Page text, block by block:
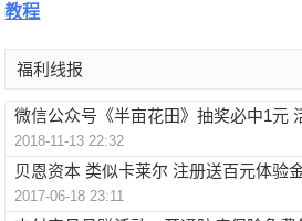
教程
福利线报
微信公众号《半亩花田》抽奖必中1元
2018-11-13 22:32
贝恩资本 类似卡莱尔 注册送百元体验
2017-06-18 23:11